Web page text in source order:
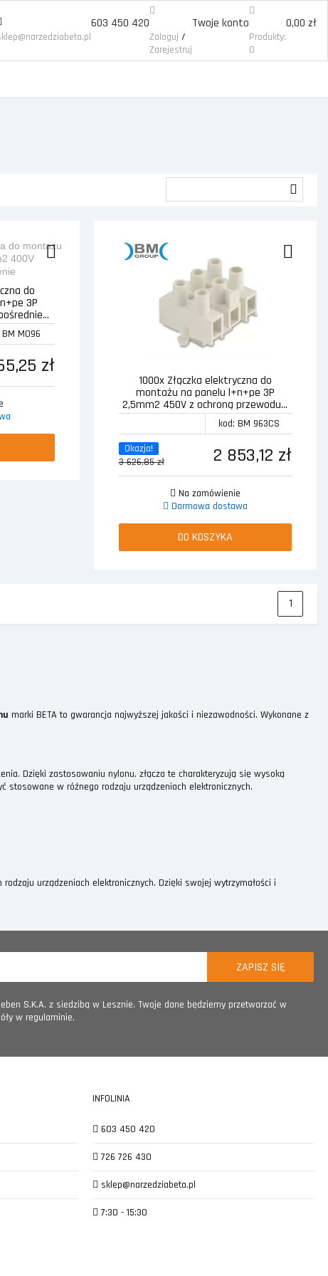
603 450 420 Twoje konto
Zaloguj /
Zarejestruj
0,00 zł
Produkty:
0
do
3P
BM M096
zł
1000x Złączka elektryczna do
montażu na panelu l+n+pe 3P
2,5mm2 450V z ochroną przewodu...
kod: BM 963CS
Okazja!
3 626,85 zł
2 853,12 zł
Na zamówienie
Darmowa dostawa
DO KOSZYKA
1
marki BETA to gwarancja najwyższej jakości i niezawodności. Wykonane z
Dzięki zastosowaniu nylonu, złącza te charakteryzują się wysoką
stosowane w różnego rodzaju urządzeniach elektronicznych.
urządzeniach elektronicznych. Dzięki swojej wytrzymałości i
S.K.A. z siedzibą w Lesznie. Twoje dane będziemy przetwarzać w
w regulaminie.
INFOLINIA
603 450 420
726 726 430
sklep@narzedziabeta.pl
7:30 - 15:30